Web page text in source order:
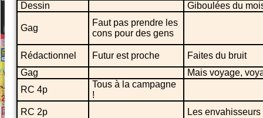
Dessin
Giboulées du
Gag
Faut pas prendre les
cons pour des gens
Rédactionnel Futur est proche
Faites du bruit
Gag
Mais voyage,
RC 4p
Tous à la campagne
!
RC 2p
Les envahisseurs